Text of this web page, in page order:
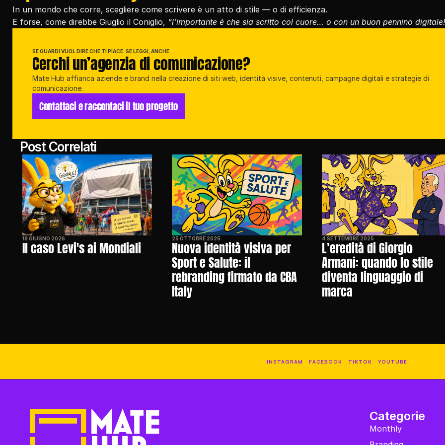
In un mondo che corre, scegliere come scrivere è un atto di stile — o di efficienza.
E forse, come direbbe Giuglio il Coniglio, “l’importante è che sia scritto col cuore… o con un buon pennino
SE GUARDI VUOL DIRE CHE TI PIACE. SE LEGGI, ANCHE.
Cerchi un’agenzia di comunicazione?
Mate Hub affianca aziende e brand nella creazione di siti web, identità visive, contenuti, campagne digitali e strategie di
comunicazione.
Contattaci e raccontaci il tuo progetto
Post Correlati
18 GIUGNO 2026
Il caso Levi's ai Mondiali
25 OTTOBRE 2025
Nuova identità visiva per
Sport e Salute: il
rebranding firmato da CBA
Italy
4 SETTEMBRE 2025
L’eredità di Giorgio
Armani: quando lo stile
diventa linguaggio di
marca
INSTAGRAM FACEBOOK TIKTOK YOUTUBE
Categorie
Monthly